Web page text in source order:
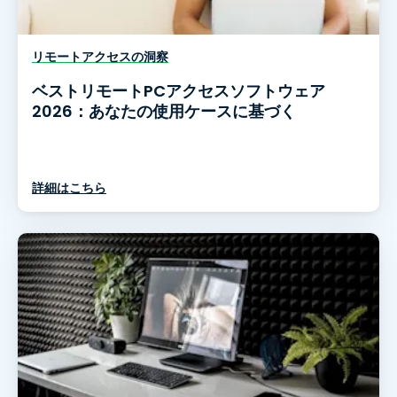
リモートアクセスの洞察
ベストリモートPCアクセスソフトウェア
2026：あなたの使用ケースに基づく
詳細はこちら